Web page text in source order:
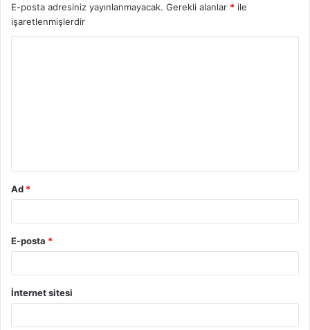
E-posta adresiniz yayınlanmayacak. Gerekli alanlar * ile
işaretlenmişlerdir
Ad *
E-posta *
İnternet sitesi